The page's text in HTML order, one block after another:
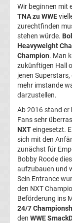
Tabelle
DFB-
Pokal
Ergebnisse
Champions
League
Tabelle
Champions
League
Wir beginnen mit
TNA zu WWE
zurechtfinden
stehen würde.
Heavyweight
Champion. Man
zukünftigen Hall
jenen
mehr imstande
darzustellen.
Ab 2016 stand er
Fans sehr
NXTeingesetzt.
sich mit den
zunächst für
Bobby Roode
aufzubauen und
Sein Entrance
den NXT
Beförderung ins
24/7
den WWE